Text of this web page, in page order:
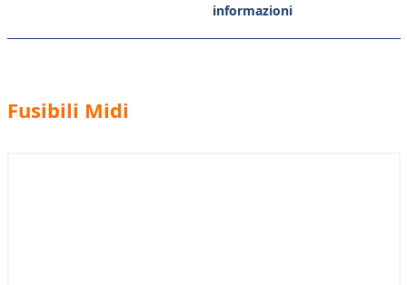
informazioni
Fusibili Midi